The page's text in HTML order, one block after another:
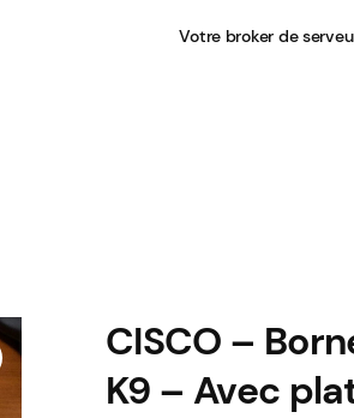
Votre broker de
CISCO –
K9 – Avec